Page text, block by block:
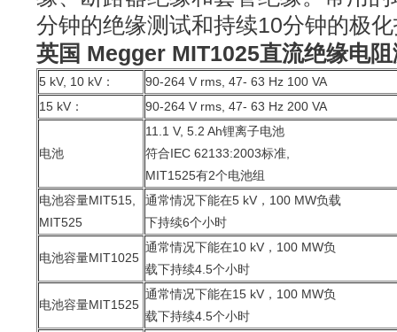
分钟的绝缘测试和持续10分钟的极
英国 Megger MIT1025直流绝缘电
5 kV, 10 kV：
90-264 V rms, 47- 63 Hz 100 VA
15 kV：
90-264 V rms, 47- 63 Hz 200 VA
电池
11.1 V, 5.2 Ah锂离子电池
符合IEC 62133:2003标准,
MIT1525有2个电池组
电池容量MIT515,
MIT525
通常情况下能在5 kV，100 MW负载
下持续6个小时
电池容量MIT1025
通常情况下能在10 kV，100 MW负
载下持续4.5个小时
电池容量MIT1525
通常情况下能在15 kV，100 MW负
载下持续4.5个小时